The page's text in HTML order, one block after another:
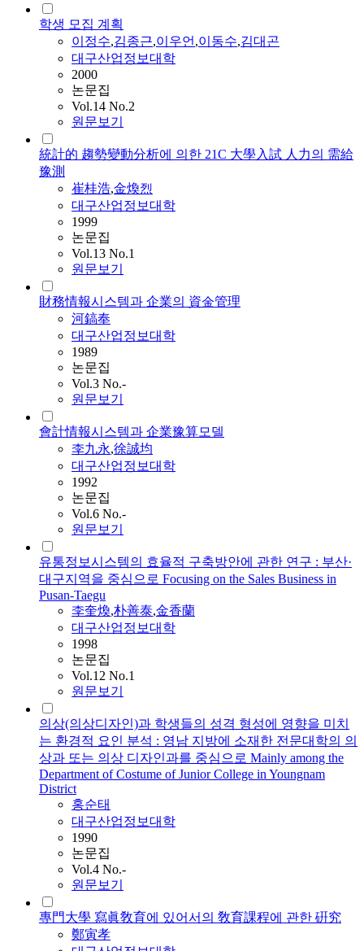
학생 모집 계획
이정수,김종근,이우언,이동수,김대곤
대구산업정보대학
2000
논문집
Vol.14 No.2
원문보기
統計的 趨勢變動分析에 의한 21C 大學入試 人力의 需給
豫測
崔桂浩,金煥烈
대구산업정보대학
1999
논문집
Vol.13 No.1
원문보기
財務情報시스템과 企業의 資金管理
河鎬奉
대구산업정보대학
1989
논문집
Vol.3 No.-
원문보기
會計情報시스템과 企業豫算모델
李九永,徐誠均
대구산업정보대학
1992
논문집
Vol.6 No.-
원문보기
유통정보시스템의 효율적 구축방안에 관한 연구 : 부산·
대구지역을 중심으로 Focusing on the Sales Business in
Pusan-Taegu
李奎煥,朴善泰,金香蘭
대구산업정보대학
1998
논문집
Vol.12 No.1
원문보기
의상(의상디자인)과 학생들의 성격 형성에 영향을 미치
는 환경적 요인 분석 : 영남 지방에 소재한 전문대학의 의
상과 또는 의상 디자인과를 중심으로 Mainly among the
Department of Costume of Junior College in Youngnam
District
홍순태
대구산업정보대학
1990
논문집
Vol.4 No.-
원문보기
專門大學 寫眞敎育에 있어서의 敎育課程에 관한 硏究
鄭寅孝